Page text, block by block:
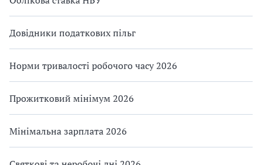
Довідники податкових пільг
Норми тривалості робочого часу 2026
Прожитковий мінімум 2026
Мінімальна зарплата 2026